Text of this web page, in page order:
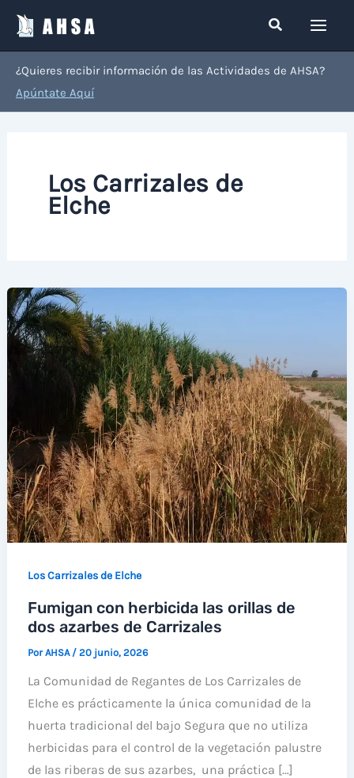
contenido
Buscar
¿Quieres recibir información de las Actividades de AHSA?
Apúntate Aquí
Los Carrizales de
Elche
Los Carrizales de Elche
Fumigan con herbicida las orillas de
dos azarbes de Carrizales
PorAHSA / 20 junio, 2026
La Comunidad de Regantes de Los Carrizales de
Elche es prácticamente la única comunidad de la
huerta tradicional del bajo Segura que no utiliza
herbicidas para el control de la vegetación palustre
de las riberas de sus azarbes, una práctica […]